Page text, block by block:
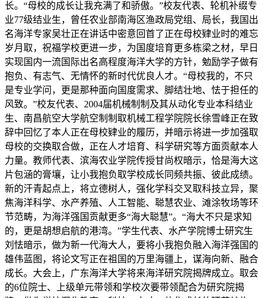
长。“母校的成长让我充满了和骄傲。”校友代表、轮机补缀专
业77级结业生，曾任农业部南海区渔政局党组、局长，我国出
名海洋专家吴壮正在讲话中密意回首了正在母校肄业时的难忘
岁月取，祝福学校更进一步，为国度培育更多栋梁之材，早日
实现国内一流国际出名高程度海洋大学的方针，勉励学子做有
抱负、有志气、无情怀的新时代优良人才。“母校我的，不只
是专业学问，更是那种面向国度需求、脚结壮地、怯于担任的
风致。”校友代表、2004届机械制制及其从动化专业本科结业
生、南昌航空大学航空制制取机械工程学院院长徐雪峰正在致
辞中回忆了本人正在母校肄业的履历，并暗示将进一步加强取
母校的交换取合做，正在人才培育、科学研究等方面贡献本人
力量。教师代表、滨海农业学院传授甘尚权暗示，恰是海大这
片包涵的膏壤，让小我抱负取学校成长同频共振、彼此成绩。
新的汗青起点上，将立德树人，强化学科交叉取科技立异，聚
焦海洋科学、水产养殖、人工智能、聪慧农业、滩涂牧场等环
节范畴，为海洋强国贡献更多“海大聪慧”。“海大不只是求知
的，更是胡想启航的港湾。”学生代表、水产学院博士研究生
刘怯暗示，做为新一代海大人，要将小我抱负融入海洋强国的
雄伟蓝图，将论文写正在祖国的万里海疆上，谋海向新、融合
成长。大会上，广东海洋大学将来海洋研究院揭牌成立。取会
的6位院士、上级单元带领和学校次要带领配合为研究院揭